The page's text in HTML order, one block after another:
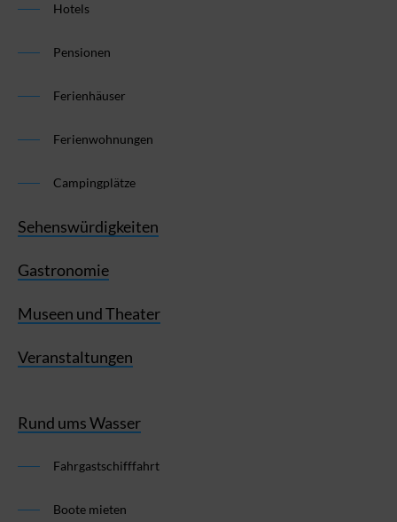
Hotels
Pensionen
Ferienhäuser
Ferienwohnungen
Campingplätze
Sehenswürdigkeiten
Gastronomie
Museen und Theater
Veranstaltungen
Rund ums Wasser
Fahrgastschifffahrt
Boote mieten